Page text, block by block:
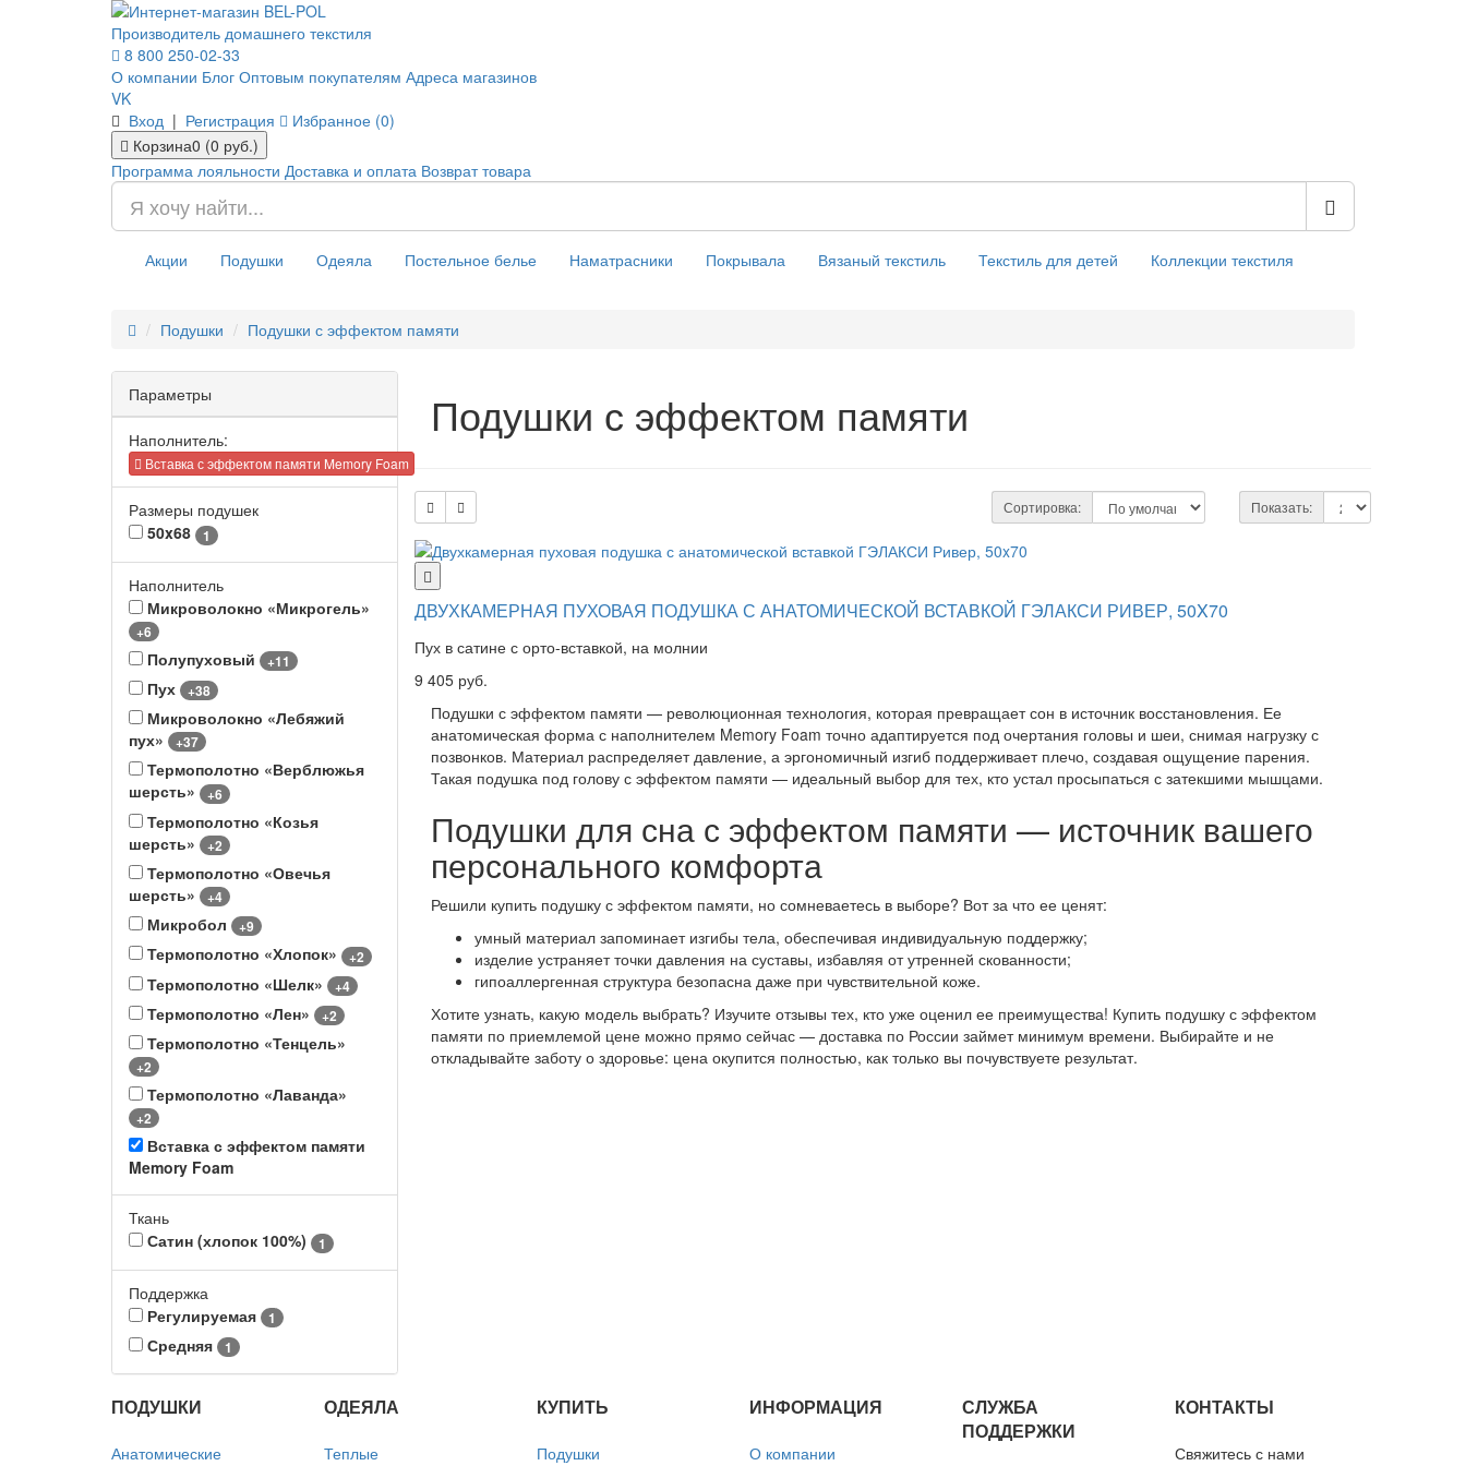
Производитель домашнего текстиля
8 800 250-02-33
О компании Блог Оптовым покупателям Адреса магазинов
VK
Вход | Регистрация
Избранное (0)
Корзина0 (0 руб.)
Программа лояльности Доставка и оплата Возврат товара
Акции Подушки Одеяла Постельное белье Наматрасники Покрывала Вязаный текстиль Текстиль для детей Коллекции текстиля
Подушки Подушки с эффектом памяти
Параметры
Наполнитель:
Вставка с эффектом памяти Memory Foam
Размеры подушек
50x68
1
Наполнитель
Микроволокно «Микрогель»
+6
Полупуховый +11
Пух +38
Микроволокно «Лебяжий
пух»
+37
Термополотно «Верблюжья
шерсть»
+6
Термополотно «Козья
шерсть»
+2
Термополотно «Овечья
шерсть»
+4
Микробол +9
Термополотно «Хлопок» +2
Термополотно «Шелк» +4
Термополотно «Лен» +2
Термополотно «Тенцель»
+2
Термополотно «Лаванда»
+2
Вставка с эффектом памяти
Memory Foam
Ткань
Сатин (хлопок 100%)
1
Поддержка
Регулируемая
1
Средняя 1
Подушки с эффектом памяти
Сортировка: Показать:
ДВУХКАМЕРНАЯ ПУХОВАЯ ПОДУШКА С АНАТОМИЧЕСКОЙ ВСТАВКОЙ ГЭЛАКСИ РИВЕР, 50X70
Пух в сатине с орто-вставкой, на молнии
9 405 руб.
Подушки с эффектом памяти — революционная технология, которая превращает сон в источник восстановления. Ее
анатомическая форма с наполнителем Memory Foam точно адаптируется под очертания головы и шеи, снимая нагрузку с
позвонков. Материал распределяет давление, а эргономичный изгиб поддерживает плечо, создавая ощущение парения.
Такая подушка под голову с эффектом памяти — идеальный выбор для тех, кто устал просыпаться с затекшими мышцами.
Подушки для сна с эффектом памяти — источник вашего
персонального комфорта
Решили купить подушку с эффектом памяти, но сомневаетесь в выборе? Вот за что ее ценят:
умный материал запоминает изгибы тела, обеспечивая индивидуальную поддержку;
изделие устраняет точки давления на суставы, избавляя от утренней скованности;
гипоаллергенная структура безопасна даже при чувствительной коже.
Хотите узнать, какую модель выбрать? Изучите отзывы тех, кто уже оценил ее преимущества! Купить подушку с эффектом
памяти по приемлемой цене можно прямо сейчас — доставка по России займет минимум времени. Выбирайте и не
откладывайте заботу о здоровье: цена окупится полностью, как только вы почувствуете результат.
ПОДУШКИ
Анатомические
ОДЕЯЛА
Теплые
КУПИТЬ
Подушки
ИНФОРМАЦИЯ
О компании
СЛУЖБА
ПОДДЕРЖКИ
КОНТАКТЫ
Свяжитесь с нами